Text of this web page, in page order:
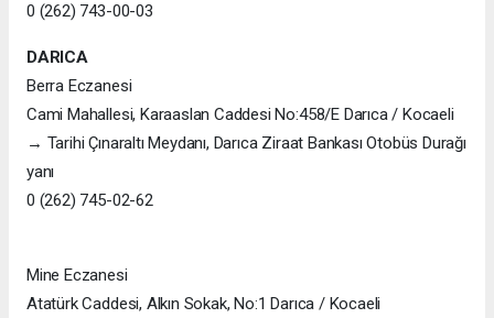
0 (262) 743-00-03
DARICA
Berra Eczanesi
Cami Mahallesi, Karaaslan Caddesi No:458/E Darıca / Kocaeli
→ Tarihi Çınaraltı Meydanı, Darıca Ziraat Bankası Otobüs Durağı
yanı
0 (262) 745-02-62
Mine Eczanesi
Atatürk Caddesi, Alkın Sokak, No:1 Darıca / Kocaeli